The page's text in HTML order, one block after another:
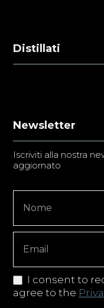
Distillati
Newsletter
Iscriviti alla nostra
aggiornato
Signup
Copy
I consent to
agree to the